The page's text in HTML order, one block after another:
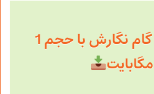
گام به گام نگارش با حجم 1
مگابایت